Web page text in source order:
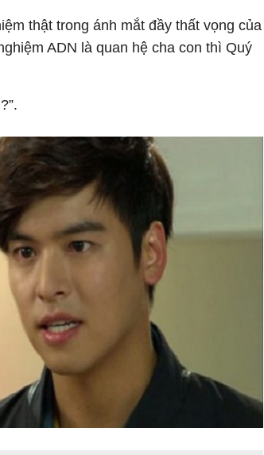
thật trong ánh mắt đầy thất vọng của
ADN là quan hệ cha con thì Quý